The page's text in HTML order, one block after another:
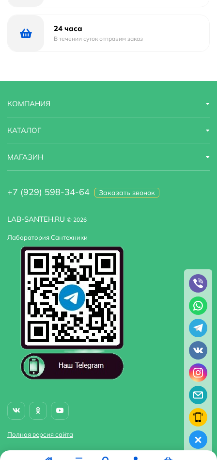
24 часа
В течении суток отправим заказ
LAB-SANTEH.RU © 2026
Лаборатория Сантехники
Полная версия сайта
КОМПАНИЯ
КАТАЛОГ
МАГАЗИН
+7 (929) 598-34-64 Заказать звонок